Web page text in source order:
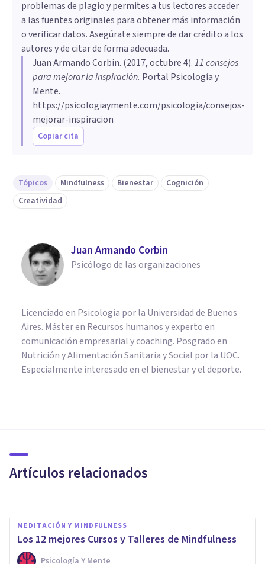
problemas de plagio y permites a tus lectores acceder
a las fuentes originales para obtener más información
o verificar datos. Asegúrate siempre de dar crédito a los
autores y de citar de forma adecuada.
Juan Armando Corbin. (2017, octubre 4).​11 consejos
para mejorar la inspiración. Portal Psicología y
Mente.
https://psicologiaymente.com/psicologia/consejos-
mejorar-inspiracion
Copiar cita
Tópicos Mindfulness Bienestar
Cognición
Creatividad
Juan Armando Corbin
Psicólogo de las organizaciones
Licenciado en Psicología por la Universidad de Buenos
Aires. Máster en Recursos humanos y experto en
comunicación empresarial y coaching. Posgrado en
Nutrición y Alimentación Sanitaria y Social por la UOC.
Especialmente interesado en el bienestar y el deporte.
Artículos relacionados
Gran Canaria
MEDITACIÓN Y MINDFULNESS
​Los 12 mejores Cursos y Talleres de Mindfulness
Psicología Y Mente